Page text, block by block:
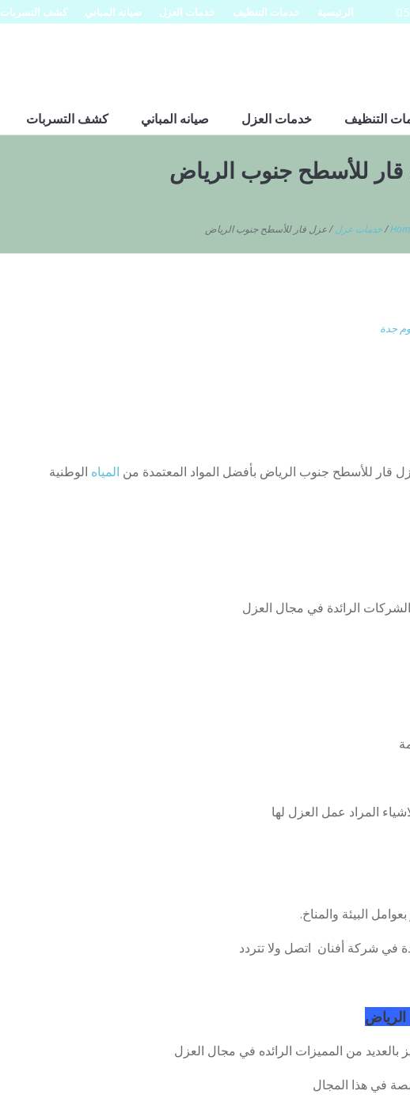
الرئيسية خدمات التنظيف خدمات العزل صيانه المباني كشف التسربات
التنظيف خدمات العزل صيانه المباني كشف التسربات
للأسطح جنوب الرياض
/خدمات عزل /عزل قار للأسطح جنوب الرياض
جدة
قار للأسطح جنوب الرياض بأفضل المواد المعتمدة من المياه الوطنية
الرائدة في مجال العزل
المراد عمل العزل لها
البيئة والمناخ.
في شركة أفنان اتصل ولا تتردد
الرياض
من المميزات الرائده في مجال العزل
في هذا المجال